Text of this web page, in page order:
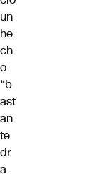
un
he
ch
o
“b
ast
an
te
dr
a